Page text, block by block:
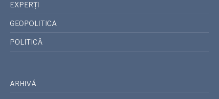
EXPERȚI
GEOPOLITICA
POLITICĂ
ARHIVĂ